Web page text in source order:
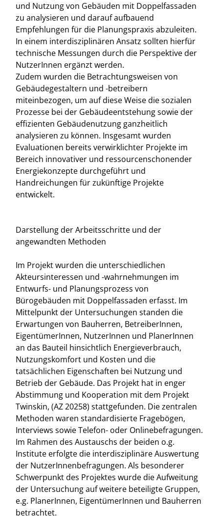
und Nutzung von Gebäuden mit Doppelfassaden
zu analysieren und darauf aufbauend
Empfehlungen für die Planungspraxis abzuleiten.
In einem interdisziplinären Ansatz sollten hierfür
technische Messungen durch die Perspektive der
NutzerInnen ergänzt werden.
Zudem wurden die Betrachtungsweisen von
Gebäudegestaltern und -betreibern
miteinbezogen, um auf diese Weise die sozialen
Prozesse bei der Gebäudeentstehung sowie der
effizienten Gebäudenutzung ganzheitlich
analysieren zu können. Insgesamt wurden
Evaluationen bereits verwirklichter Projekte im
Bereich innovativer und ressourcenschonender
Energiekonzepte durchgeführt und
Handreichungen für zukünftige Projekte
entwickelt.
Darstellung der Arbeitsschritte und der
angewandten Methoden
Im Projekt wurden die unterschiedlichen
Akteursinteressen und -wahrnehmungen im
Entwurfs- und Planungsprozess von
Bürogebäuden mit Doppelfassaden erfasst. Im
Mittelpunkt der Untersuchungen standen die
Erwartungen von Bauherren, BetreiberInnen,
EigentümerInnen, NutzerInnen und PlanerInnen
an das Bauteil hinsichtlich Energieverbrauch,
Nutzungskomfort und Kosten und die
tatsächlichen Eigenschaften bei Nutzung und
Betrieb der Gebäude. Das Projekt hat in enger
Abstimmung und Kooperation mit dem Projekt
Twinskin, (AZ 20258) stattgefunden. Die zentralen
Methoden waren standardisierte Fragebögen,
Interviews sowie Telefon- oder Onlinebefragungen.
Im Rahmen des Austauschs der beiden o.g.
Institute erfolgte die interdisziplinäre Auswertung
der NutzerInnenbefragungen. Als besonderer
Schwerpunkt des Projektes wurde die Aufweitung
der Untersuchung auf weitere beteiligte Gruppen,
e.g. PlanerInnen, EigentümerInnen und Bauherren
betrachtet.